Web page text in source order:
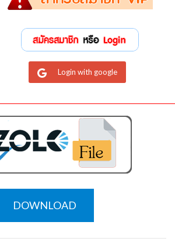
Login with google
DOWNLOAD